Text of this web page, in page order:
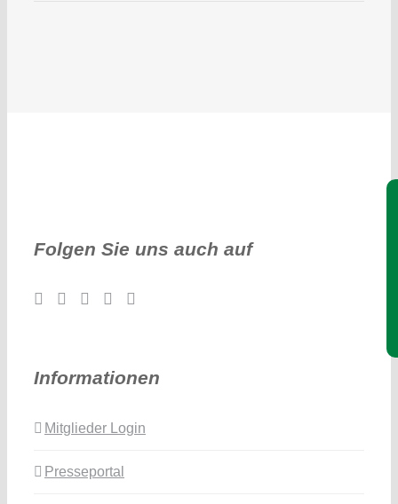
Folgen Sie uns auch auf
Informationen
Mitglieder Login
Presseportal